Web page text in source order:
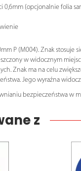
0,6mm (opcjonalnie folia
P (M004). Znak stosuje
w widocznym
Znak ma na celu
Jego wyraźna
bezpieczeństwa w
z